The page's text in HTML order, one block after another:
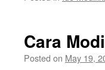
Cara
Posted on May 19,